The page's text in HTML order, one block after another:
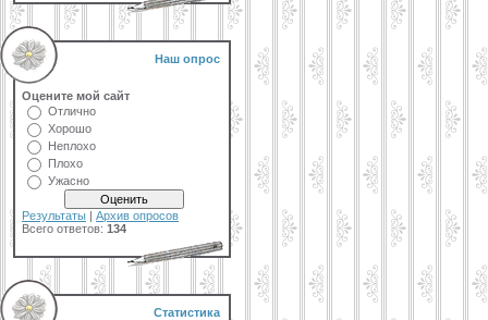
Наш опрос
Оцените мой сайт
Отлично
Хорошо
Неплохо
Плохо
Ужасно
Результаты | Архив опросов
Всего ответов: 134
Статистика